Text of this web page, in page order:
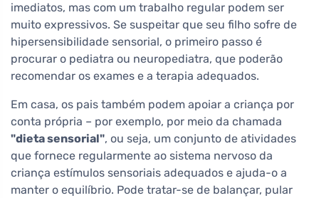
imediatos, mas com um trabalho regular podem ser
muito expressivos. Se suspeitar que seu filho sofre de
hipersensibilidade sensorial, o primeiro passo é
procurar o pediatra ou neuropediatra, que poderão
recomendar os exames e a terapia adequados.
Em casa, os pais também podem apoiar a criança por
conta própria – por exemplo, por meio da chamada
"dieta sensorial", ou seja, um conjunto de atividades
que fornece regularmente ao sistema nervoso da
criança estímulos sensoriais adequados e ajuda-o a
manter o equilíbrio. Pode tratar-se de balançar, pular